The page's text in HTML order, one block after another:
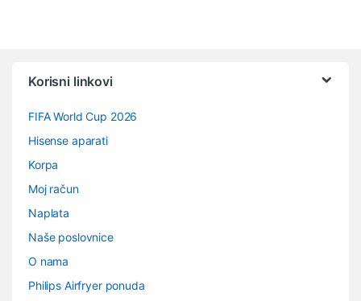
Korisni linkovi
FIFA World Cup 2026
Hisense aparati
Korpa
Moj račun
Naplata
Naše poslovnice
O nama
Philips Airfryer ponuda